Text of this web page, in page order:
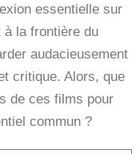
essentielle sur
la frontière du
audacieusement
critique. Alors, que
de ces films pour
commun ?